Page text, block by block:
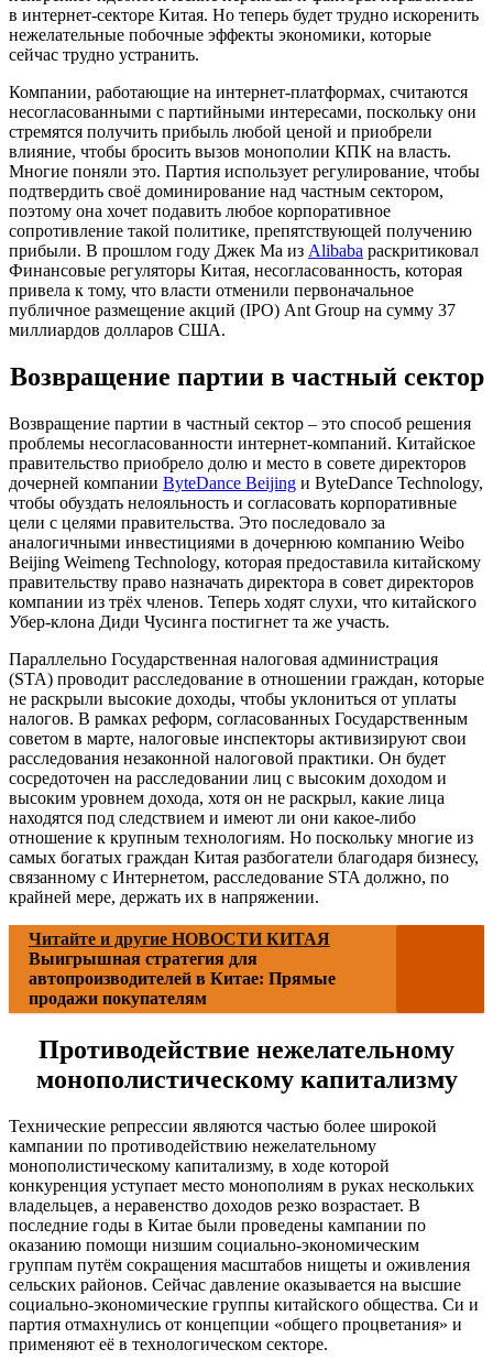
в интернет-секторе Китая. Но теперь будет трудно искоренить
нежелательные побочные эффекты экономики, которые
сейчас трудно устранить.
Компании, работающие на интернет-платформах, считаются
несогласованными с партийными интересами, поскольку они
стремятся получить прибыль любой ценой и приобрели
влияние, чтобы бросить вызов монополии КПК на власть.
Многие поняли это. Партия использует регулирование, чтобы
подтвердить своё доминирование над частным сектором,
поэтому она хочет подавить любое корпоративное
сопротивление такой политике, препятствующей получению
прибыли. В прошлом году Джек Ма из Alibaba раскритиковал
Финансовые регуляторы Китая, несогласованность, которая
привела к тому, что власти отменили первоначальное
публичное размещение акций (IPO) Ant Group на сумму 37
миллиардов долларов США.
Возвращение партии в частный сектор
Возвращение партии в частный сектор – это способ решения
проблемы несогласованности интернет-компаний. Китайское
правительство приобрело долю и место в совете директоров
дочерней компании ByteDance Beijing и ByteDance Technology,
чтобы обуздать нелояльность и согласовать корпоративные
цели с целями правительства. Это последовало за
аналогичными инвестициями в дочернюю компанию Weibo
Beijing Weimeng Technology, которая предоставила китайскому
правительству право назначать директора в совет директоров
компании из трёх членов. Теперь ходят слухи, что китайского
Убер-клона Диди Чусинга постигнет та же участь.
Параллельно Государственная налоговая администрация
(STA) проводит расследование в отношении граждан, которые
не раскрыли высокие доходы, чтобы уклониться от уплаты
налогов. В рамках реформ, согласованных Государственным
советом в марте, налоговые инспекторы активизируют свои
расследования незаконной налоговой практики. Он будет
сосредоточен на расследовании лиц с высоким доходом и
высоким уровнем дохода, хотя он не раскрыл, какие лица
находятся под следствием и имеют ли они какое-либо
отношение к крупным технологиям. Но поскольку многие из
самых богатых граждан Китая разбогатели благодаря бизнесу,
связанному с Интернетом, расследование STA должно, по
крайней мере, держать их в напряжении.
Читайте и другие НОВОСТИ КИТАЯ
Выигрышная стратегия для
автопроизводителей в Китае: Прямые
продажи покупателям
Противодействие нежелательному
монополистическому капитализму
Технические репрессии являются частью более широкой
кампании по противодействию нежелательному
монополистическому капитализму, в ходе которой
конкуренция уступает место монополиям в руках нескольких
владельцев, а неравенство доходов резко возрастает. В
последние годы в Китае были проведены кампании по
оказанию помощи низшим социально-экономическим
группам путём сокращения масштабов нищеты и оживления
сельских районов. Сейчас давление оказывается на высшие
социально-экономические группы китайского общества. Си и
партия отмахнулись от концепции «общего процветания» и
применяют её в технологическом секторе.